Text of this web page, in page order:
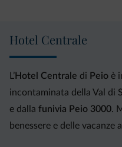
Quindi cosa aspettate?
naturae godetevi lo spettacolo!
Hotel Centrale
L’Hotel Centrale di Peio è
incontaminata della Val di
e dalla funivia Peio 3000.
benessere e delle vacanze